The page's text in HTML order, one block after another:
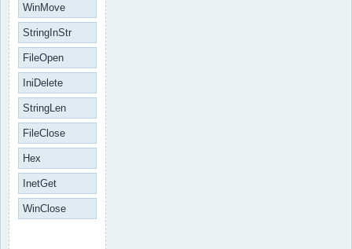
WinMove
StringInStr
FileOpen
IniDelete
StringLen
FileClose
Hex
InetGet
WinClose